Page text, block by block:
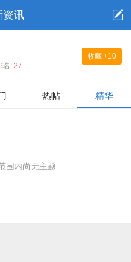
资讯
收藏 +10
名: 27
热帖 精华
围内尚无主题